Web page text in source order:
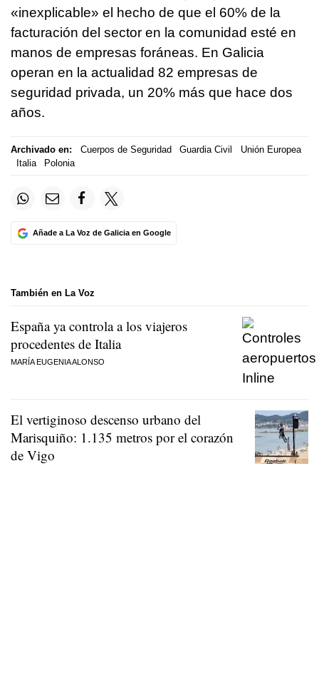
«inexplicable» el hecho de que el 60% de la
facturación del sector en la comunidad esté en
manos de empresas foráneas. En Galicia
operan en la actualidad 82 empresas de
seguridad privada, un 20% más que hace dos
años.
Archivado en: Cuerpos de Seguridad Guardia Civil
Unión Europea
Italia
Polonia
Añade a La Voz de Galicia en Google
También en La Voz
España ya controla a los viajeros
procedentes de Italia
MARÍA EUGENIA ALONSO
El vertiginoso descenso urbano del
Marisquiño: 1.135 metros por el corazón
de Vigo